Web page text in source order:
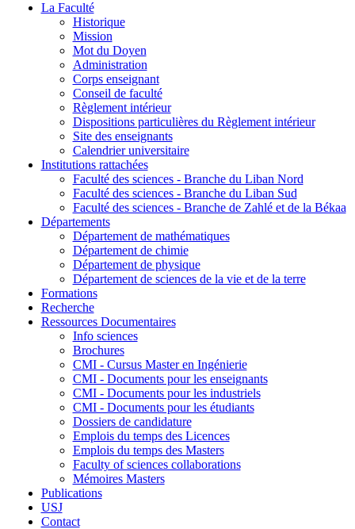
La Faculté
Historique
Mission
Mot du Doyen
Administration
Corps enseignant
Conseil de faculté
Règlement intérieur
Dispositions particulières du Règlement intérieur
Site des enseignants
Calendrier universitaire
Institutions rattachées
Faculté des sciences - Branche du Liban Nord
Faculté des sciences - Branche du Liban Sud
Faculté des sciences - Branche de Zahlé et de la Békaa
Départements
Département de mathématiques
Département de chimie
Département de physique
Département de sciences de la vie et de la terre
Formations
Recherche
Ressources Documentaires
Info sciences
Brochures
CMI - Cursus Master en Ingénierie
CMI - Documents pour les enseignants
CMI - Documents pour les industriels
CMI - Documents pour les étudiants
Dossiers de candidature
Emplois du temps des Licences
Emplois du temps des Masters
Faculty of sciences collaborations
Mémoires Masters
Publications
USJ
Contact